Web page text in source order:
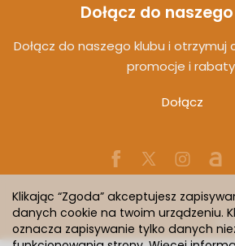
Dołącz do
Dołącz do naszego klubu i otrzymuj
promocje i
Dołącz
Klikając “Zgoda” akceptujesz
danych cookie na twoim urządzeniu.
oznacza zapisywanie tylko danych